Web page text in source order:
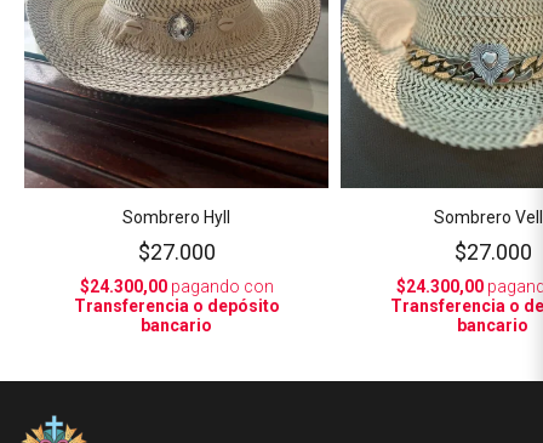
Sombrero Hyll
$27.000
$24.300,00pagando con
Transferencia o depósito
bancario
Sombrero
$27.000
$24.300,00
Transferencia o
bancario